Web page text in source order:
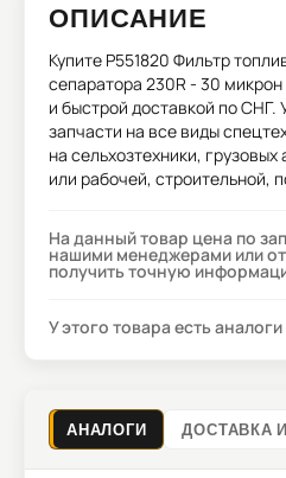
ОПИСАНИЕ
Купите P551820 Фильтр
сепаратора 230R - 30 микрон
и быстрой доставкой по СНГ.
запчасти на все виды
на сельхозтехники,
или рабочей, строительной,
На данный товар цена по
нашими менеджерами или
получить точную
У этого товара есть аналоги
АНАЛОГИ ДОСТАВКА